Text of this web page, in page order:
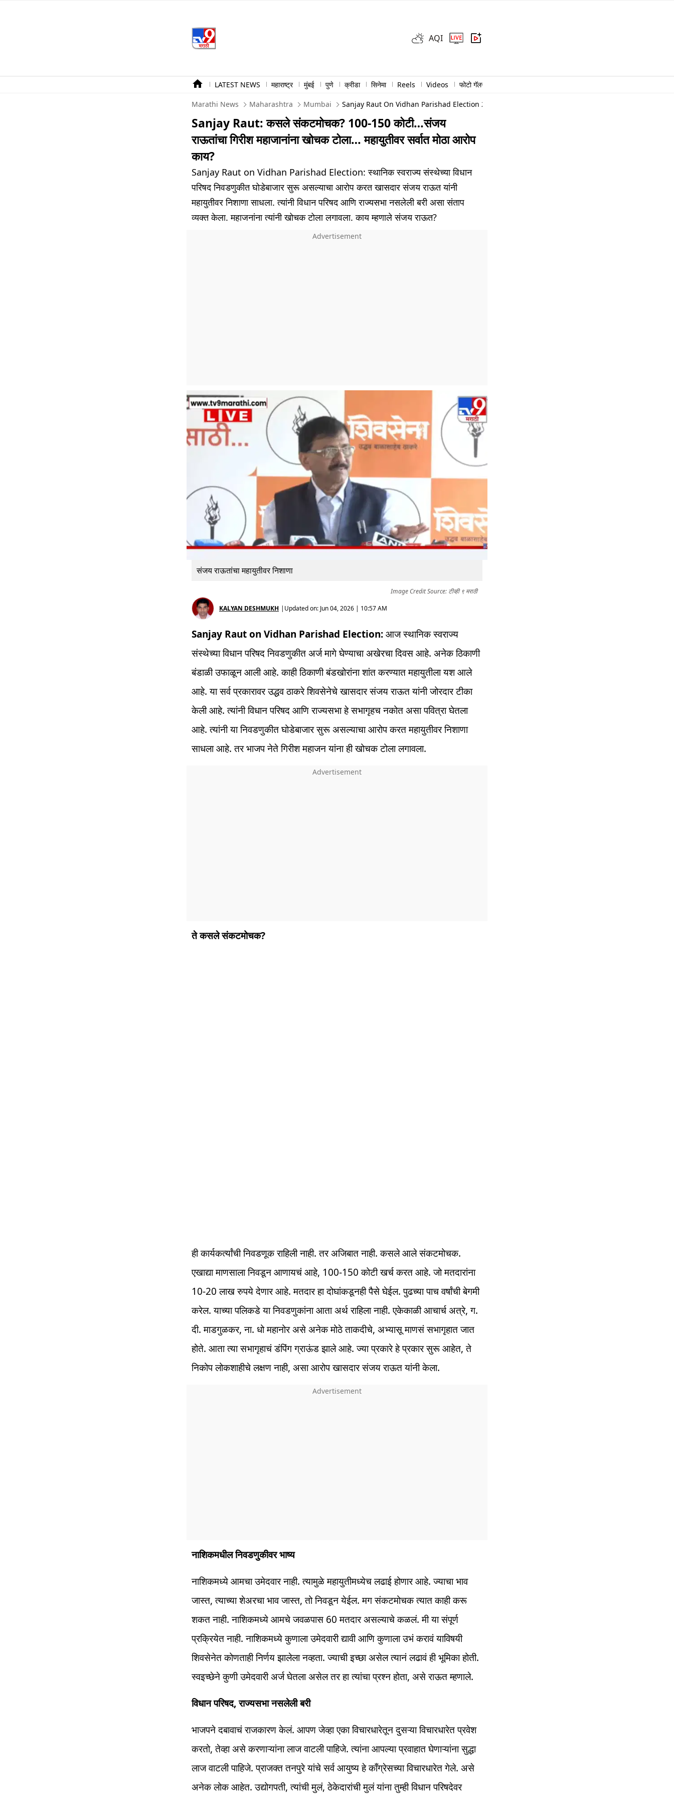
AQI
LATEST NEWS महाराष्ट्र मुंबई पुणे क्रीडा सिनेमा Reels Videos फोटो गॅलरी
Marathi News Maharashtra Mumbai Sanjay Raut On Vidhan Parishad Election 2026 No Need To Legislative Council, Rajya Sabha
Sanjay Raut: कसले संकटमोचक? 100-150 कोटी…संजय
राऊतांचा गिरीश महाजानांना खोचक टोला… महायुतीवर सर्वात मोठा आरोप
काय?
Sanjay Raut on Vidhan Parishad Election: स्थानिक स्वराज्य संस्थेच्या विधान
परिषद निवडणुकीत घोडेबाजार सुरू असल्याचा आरोप करत खासदार संजय राऊत यांनी
महायुतीवर निशाणा साधला. त्यांनी विधान परिषद आणि राज्यसभा नसलेली बरी असा संताप
व्यक्त केला. महाजनांना त्यांनी खोचक टोला लगावला. काय म्हणाले संजय राऊत?
संजय राऊतांचा महायुतीवर निशाणा
Image Credit Source: टीव्ही ९ मराठी
KALYAN DESHMUKH | Updated on: Jun 04, 2026 | 10:57 AM
Sanjay Raut on Vidhan Parishad Election:आज स्थानिक स्वराज्य
संस्थेच्या विधान परिषद निवडणुकीत अर्ज मागे घेण्याचा अखेरचा दिवस आहे. अनेक ठिकाणी
बंडाळी उफाळून आली आहे. काही ठिकाणी बंडखोरांना शांत करण्यात महायुतीला यश आले
आहे. या सर्व प्रकारावर उद्धव ठाकरे शिवसेनेचे खासदार संजय राऊत यांनी जोरदार टीका
केली आहे. त्यांनी विधान परिषद आणि राज्यसभा हे सभागृहच नकोत असा पवित्रा घेतला
आहे. त्यांनी या निवडणुकीत घोडेबाजार सुरू असल्याचा आरोप करत महायुतीवर निशाणा
साधला आहे. तर भाजप नेते गिरीश महाजन यांना ही खोचक टोला लगावला.
ते कसले संकटमोचक?
ही कार्यकर्त्यांची निवडणूक राहिली नाही. तर अजिबात नाही. कसले आले संकटमोचक.
एखाद्या माणसाला निवडून आणायचं आहे, 100-150 कोटी खर्च करत आहे. जो मतदारांना
10-20 लाख रुपये देणार आहे. मतदार हा दोघांकडूनही पैसे घेईल. पुढच्या पाच वर्षांची बेगमी
करेल. याच्या पलिकडे या निवडणुकांना आता अर्थ राहिला नाही. एकेकाळी आचार्च अत्रे, ग.
दी. माडगुळकर, ना. धो महानोर असे अनेक मोठे ताकदीचे, अभ्यासू माणसं सभागृहात जात
होते. आता त्या सभागृहाचं डंपिंग ग्राऊंड झाले आहे. ज्या प्रकारे हे प्रकार सुरू आहेत, ते
निकोप लोकशाहीचे लक्षण नाही, असा आरोप खासदार संजय राऊत यांनी केला.
नाशिकमधील निवडणुकीवर भाष्य
नाशिकमध्ये आमचा उमेदवार नाही. त्यामुळे महायुतीमध्येच लढाई होणार आहे. ज्याचा भाव
जास्त, त्याच्या शेअरचा भाव जास्त, तो निवडून येईल. मग संकटमोचक त्यात काही करू
शकत नाही. नाशिकमध्ये आमचे जवळपास 60 मतदार असल्याचे कळलं. मी या संपूर्ण
प्रक्रियेत नाही. नाशिकमध्ये कुणाला उमेदवारी द्यावी आणि कुणाला उभं करावं याविषयी
शिवसेनेत कोणताही निर्णय झालेला नव्हता. ज्याची इच्छा असेल त्यानं लढावं ही भूमिका होती.
स्वइच्छेने कुणी उमेदवारी अर्ज घेतला असेल तर हा त्यांचा प्रश्न होता, असे राऊत म्हणाले.
विधान परिषद, राज्यसभा नसलेली बरी
भाजपने दबावाचं राजकारण केलं. आपण जेव्हा एका विचारधारेतून दुसऱ्या विचारधारेत प्रवेश
करतो, तेव्हा असे करणाऱ्यांना लाज वाटली पाहिजे. त्यांना आपल्या प्रवाहात घेणाऱ्यांना सुद्धा
लाज वाटली पाहिजे. प्राजक्त तनपुरे यांचे सर्व आयुष्य हे काँग्रेसच्या विचारधारेत गेले. असे
अनेक लोक आहेत. उद्योगपती, त्यांची मुलं, ठेकेदारांची मुलं यांना तुम्ही विधान परिषदेवर